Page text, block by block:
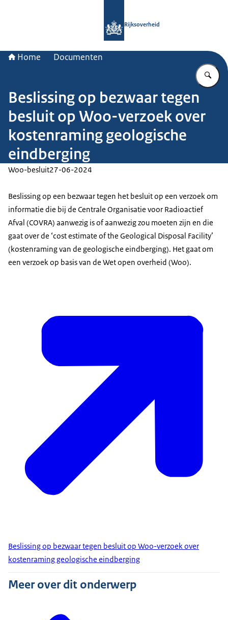
Rijksoverheid
Home Documenten
Beslissing op bezwaar tegen
besluit op Woo-verzoek over
kostenraming geologische
eindberging
Woo-besluit27-06-2024
Beslissing op een bezwaar tegen het besluit op een verzoek om
informatie die bij de Centrale Organisatie voor Radioactief
Afval (COVRA) aanwezig is of aanwezig zou moeten zijn en die
gaat over de ‘cost estimate of the Geological Disposal Facility’
(kostenraming van de geologische eindberging). Het gaat om
een verzoek op basis van de Wet open overheid (Woo).
Beslissing op bezwaar tegen besluit op Woo-verzoek over
kostenraming geologische eindberging
Meer over dit onderwerp